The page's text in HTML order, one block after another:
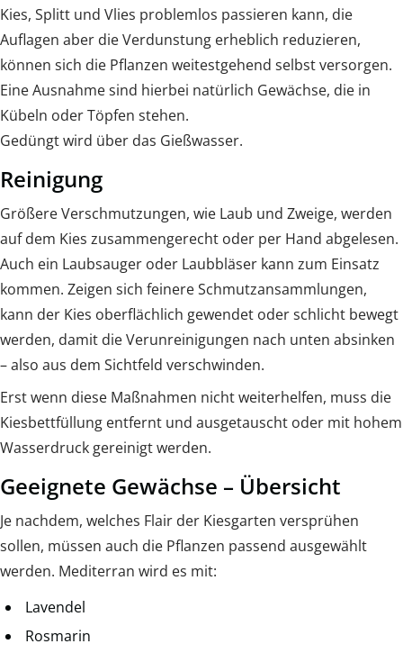
Kies, Splitt und Vlies problemlos passieren kann, die
Auflagen aber die Verdunstung erheblich reduzieren,
können sich die Pflanzen weitestgehend selbst versorgen.
Eine Ausnahme sind hierbei natürlich Gewächse, die in
Kübeln oder Töpfen stehen.
Gedüngt wird über das Gießwasser.
Reinigung
Größere Verschmutzungen, wie Laub und Zweige, werden
auf dem Kies zusammengerecht oder per Hand abgelesen.
Auch ein Laubsauger oder Laubbläser kann zum Einsatz
kommen. Zeigen sich feinere Schmutzansammlungen,
kann der Kies oberflächlich gewendet oder schlicht bewegt
werden, damit die Verunreinigungen nach unten absinken
– also aus dem Sichtfeld verschwinden.
Erst wenn diese Maßnahmen nicht weiterhelfen, muss die
Kiesbettfüllung entfernt und ausgetauscht oder mit hohem
Wasserdruck gereinigt werden.
Geeignete Gewächse – Übersicht
Je nachdem, welches Flair der Kiesgarten versprühen
sollen, müssen auch die Pflanzen passend ausgewählt
werden. Mediterran wird es mit:
Lavendel
Rosmarin